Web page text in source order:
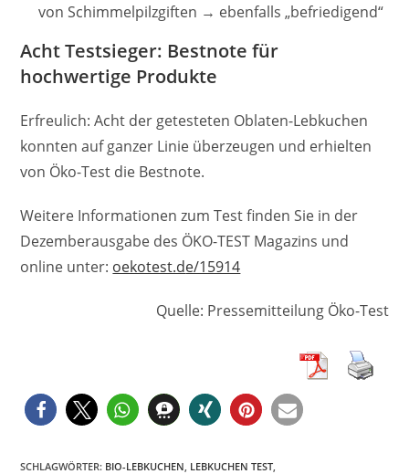
von Schimmelpilzgiften → ebenfalls „befriedigend“
Acht Testsieger: Bestnote für
hochwertige Produkte
Erfreulich: Acht der getesteten Oblaten-Lebkuchen
konnten auf ganzer Linie überzeugen und erhielten
von Öko-Test die Bestnote.
Weitere Informationen zum Test finden Sie in der
Dezemberausgabe des ÖKO-TEST Magazins und
online unter: oekotest.de/15914
Quelle: Pressemitteilung Öko-Test
SCHLAGWÖRTER: BIO-LEBKUCHEN LEBKUCHEN TEST